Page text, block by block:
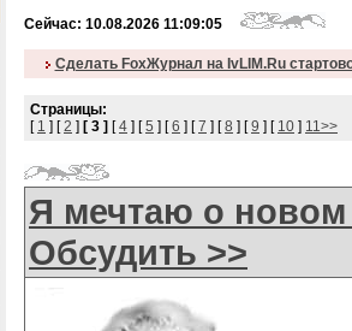
Сейчас: 10.08.2026 11:09:05
Сделать FoxЖурнал на IvLIM.Ru
Страницы:
[ 1 ] [2 ] [ 3 ] [4 ] [5 ] [6 ] [7 ] [8 ] [9 ] [ 10 ] 11>>
Я мечтаю о новом
Обсудить >>